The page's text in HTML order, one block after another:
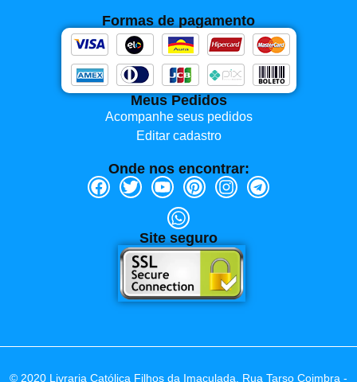
Formas de pagamento
Meus Pedidos
Acompanhe seus pedidos
Editar cadastro
Onde nos encontrar:
Site seguro
© 2020 Livraria Católica Filhos da Imaculada. Rua Tarso Coimbra -